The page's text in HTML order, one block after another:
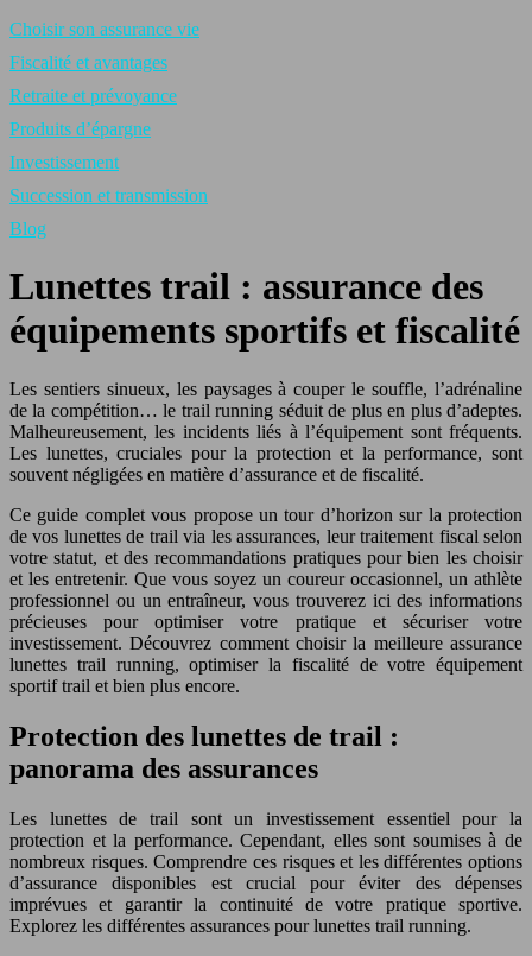
Choisir son assurance vie
Fiscalité et avantages
Retraite et prévoyance
Produits d’épargne
Investissement
Succession et transmission
Blog
Lunettes trail : assurance des
équipements sportifs et fiscalité
Les sentiers sinueux, les paysages à couper le souffle, l’adrénaline
de la compétition… le trail running séduit de plus en plus d’adeptes.
Malheureusement, les incidents liés à l’équipement sont fréquents.
Les lunettes, cruciales pour la protection et la performance, sont
souvent négligées en matière d’assurance et de fiscalité.
Ce guide complet vous propose un tour d’horizon sur la protection
de vos lunettes de trail via les assurances, leur traitement fiscal selon
votre statut, et des recommandations pratiques pour bien les choisir
et les entretenir. Que vous soyez un coureur occasionnel, un athlète
professionnel ou un entraîneur, vous trouverez ici des informations
précieuses pour optimiser votre pratique et sécuriser votre
investissement. Découvrez comment choisir la meilleure assurance
lunettes trail running, optimiser la fiscalité de votre équipement
sportif trail et bien plus encore.
Protection des lunettes de trail :
panorama des assurances
Les lunettes de trail sont un investissement essentiel pour la
protection et la performance. Cependant, elles sont soumises à de
nombreux risques. Comprendre ces risques et les différentes options
d’assurance disponibles est crucial pour éviter des dépenses
imprévues et garantir la continuité de votre pratique sportive.
Explorez les différentes assurances pour lunettes trail running.